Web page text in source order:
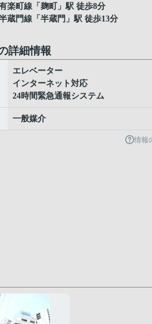
楽町線 「 麹町
」駅 徒歩8分
蔵門線 「 半蔵門 」駅 徒歩13分
詳細情報
エレベーター
インターネット対応
24時間緊急通報システム
一般媒介
情報